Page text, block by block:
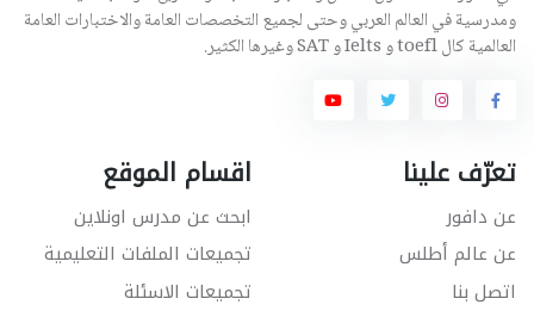
ومدرسية في العالم العربي وحتى لجميع التخصصات العامة والاختبارات العامة
العالمية كال toefl و Ielts و SAT وغيرها الكثير.
تعرّف علينا
عن دافور
عن عالم أطلس
اتصل بنا
اقسام الموقع
ابحث عن مدرس اونلاين
تجميعات الملفات التعليمية
تجميعات الاسئلة